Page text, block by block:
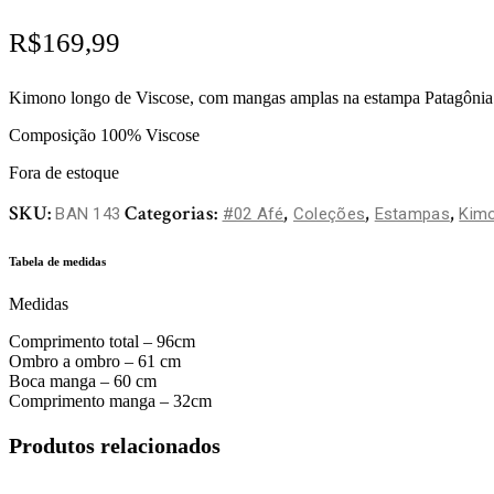
R$169,99
Kimono longo de Viscose, com mangas amplas na estampa
Composição 100% Viscose
Fora de estoque
SKU:BAN 143 Categorias: #02 Afé, Coleções, Estampas,
Tabela de medidas
Medidas
Comprimento total – 96cm
Ombro a ombro – 61 cm
Boca manga – 60 cm
Comprimento manga – 32cm
Produtos relacionados